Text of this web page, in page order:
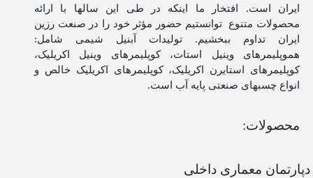
ایران است. افتخار ما اینکه در طی این سالها با ارائه
محصولات متنوع توانستیم حضور مؤثر خود را در صنعت رزین
ایران تداوم ببخشیم. تولیدات آبنیل شیمی شامل:
هموپلیمرهای وینیل استات، کوپلیمرهای وینیل اکریلیک،
کوپلیمرهای استایرن اکریلیک، کوپلیمرهای اکریلیک خالص و
انواع چسبهای صنعتی پایه آب است.
محصولات:
دپارتمان معماری داخلی